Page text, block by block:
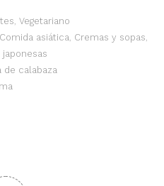
Vegetariano
Comida asiática Cremas y sopas
japonesas
de calabaza